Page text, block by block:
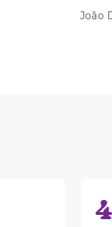
João
4